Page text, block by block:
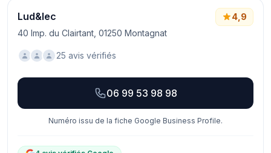
Lud&lec
40 Imp. du Clairtant, 01250 Montagnat
4,9
25 avis vérifiés
06 99 53 98 98
Numéro issu de la fiche Google Business Profile.